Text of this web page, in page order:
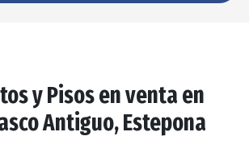
y Pisos en venta en
Antiguo, Estepona